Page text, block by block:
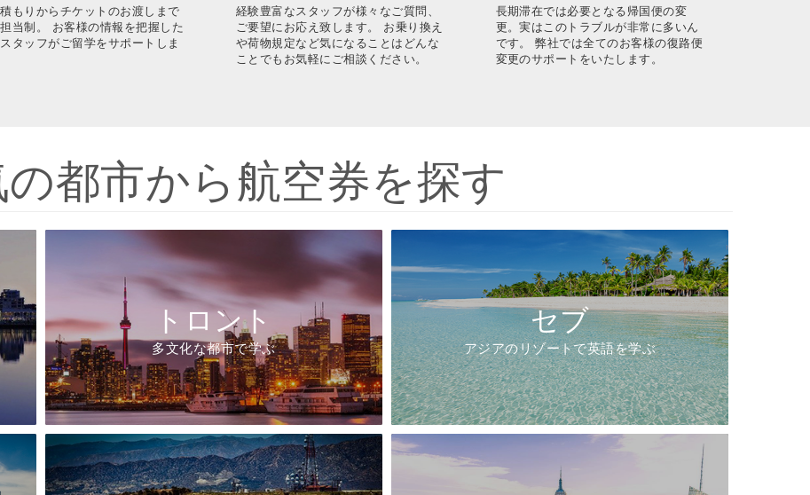
もりからチケットのお渡しまで
当制。 お客様の情報を把握した
タッフがご留学をサポートしま
経験豊富なスタッフが様々なご質問、
ご要望にお応え致します。 お乗り換え
や荷物規定など気になることはどんな
ことでもお気軽にご相談ください。
長期滞在では必要となる帰国便の変
更。実はこのトラブルが非常に多いん
です。 弊社では全てのお客様の復路便
変更のサポートをいたします。
の都市から航空券を探す
トロント
多文化な都市で学ぶ
セブ
アジアのリゾートで英語を学ぶ